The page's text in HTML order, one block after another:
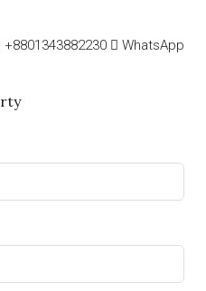
+8801343882230 WhatsApp